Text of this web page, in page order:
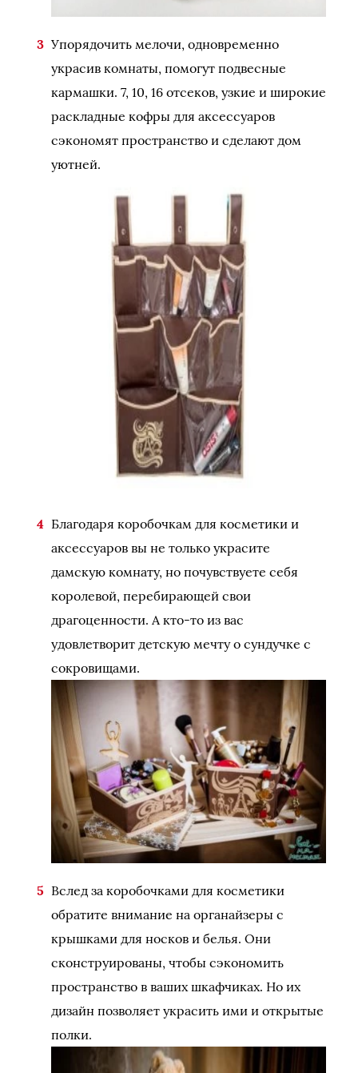
Упорядочить мелочи, одновременно
украсив комнаты, помогут подвесные
кармашки. 7, 10, 16 отсеков, узкие и широкие
раскладные кофры для аксессуаров
сэкономят пространство и сделают дом
уютней.
Благодаря коробочкам для косметики и
аксессуаров вы не только украсите
дамскую комнату, но почувствуете себя
королевой, перебирающей свои
драгоценности. А кто-то из вас
удовлетворит детскую мечту о сундучке с
сокровищами.
Вслед за коробочками для косметики
обратите внимание на органайзеры с
крышками для носков и белья. Они
сконструированы, чтобы сэкономить
пространство в ваших шкафчиках. Но их
дизайн позволяет украсить ими и открытые
полки.